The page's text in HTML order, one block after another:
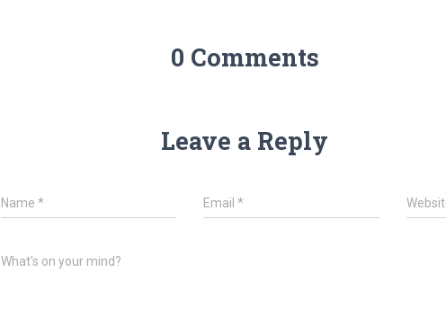
0 Comments
Leave a Reply
Name * Email*
What's on your mind?